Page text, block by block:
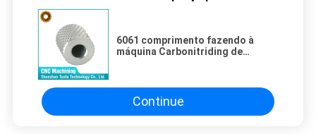
6061 comprimento fazendo à
máquina Carbonitriding de
Continue